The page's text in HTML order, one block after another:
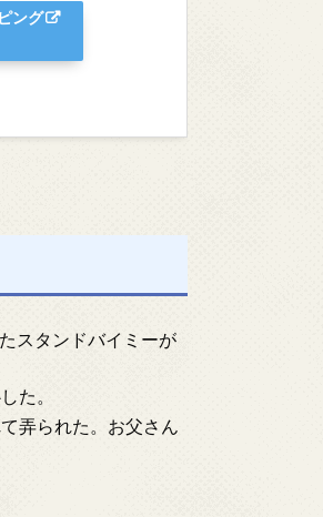
ング
スタンドバイミーが
た。
弄られた。お父さん